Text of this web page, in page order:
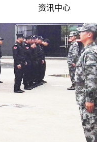
资讯中心
新闻动态
安保知识
通知公告